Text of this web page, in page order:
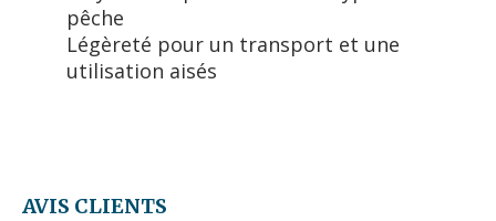
pêche
Légèreté pour un transport et une
utilisation aisés
AVIS CLIENTS